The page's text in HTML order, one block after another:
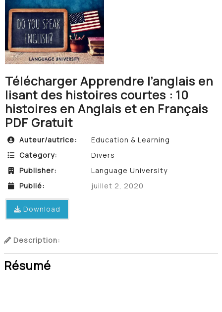
Télécharger Apprendre l’anglais en
lisant des histoires courtes : 10
histoires en Anglais et en Français
PDF Gratuit
Auteur/autrice:
Education & Learning
Category:
Divers
Publisher:
Language University
Publié:
juillet 2, 2020
Download
Description:
Résumé